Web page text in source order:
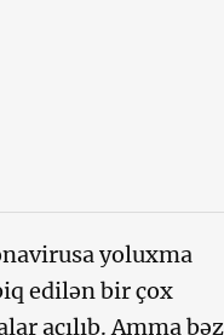
yoluxma
edilən bir çox
açılıb. Amma